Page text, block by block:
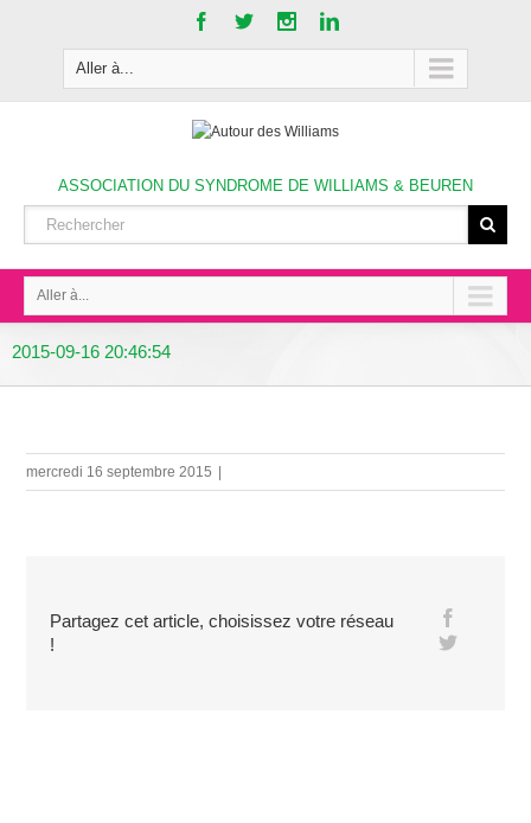
Aller à...
ASSOCIATION DU SYNDROME DE WILLIAMS & BEUREN
Aller à...
2015-09-16 20:46:54
mercredi 16 septembre 2015
Partagez cet article, choisissez votre réseau
!